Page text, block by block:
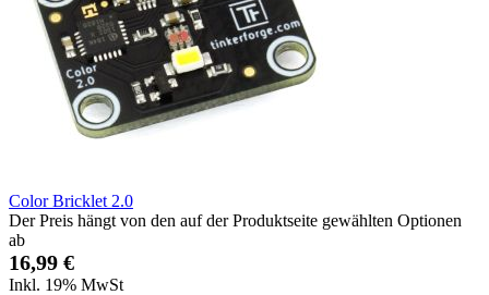
Color Bricklet 2.0
Der Preis hängt von den auf der Produktseite gewählten Optionen
ab
16,99 €
Inkl. 19% MwSt